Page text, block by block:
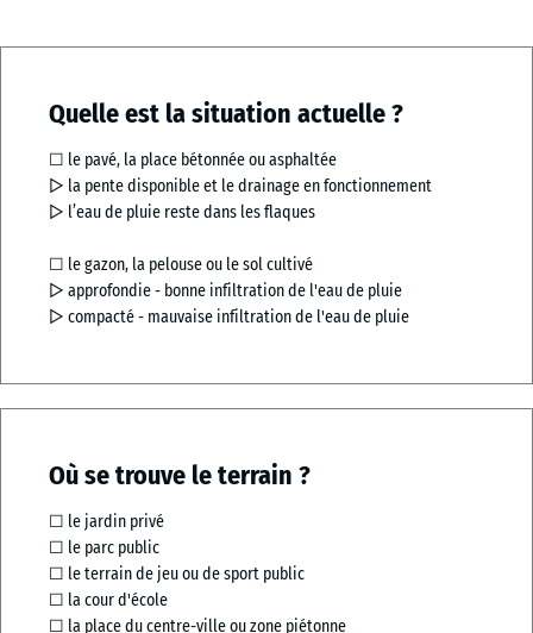
Quelle est la situation actuelle ?
☐ le pavé, la place bétonnée ou asphaltée
▻ la pente disponible et le drainage en fonctionnement
▻ l’eau de pluie reste dans les flaques
☐ le gazon, la pelouse ou le sol cultivé
▻ approfondie - bonne infiltration de l'eau de pluie
▻ compacté - mauvaise infiltration de l'eau de pluie
Où se trouve le terrain ?
☐ le jardin privé
☐ le parc public
☐ le terrain de jeu ou de sport public
☐ la cour d'école
☐ la place du centre-ville ou zone piétonne